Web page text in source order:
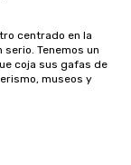
centrado en la
Tenemos un
coja sus gafas de
museos y